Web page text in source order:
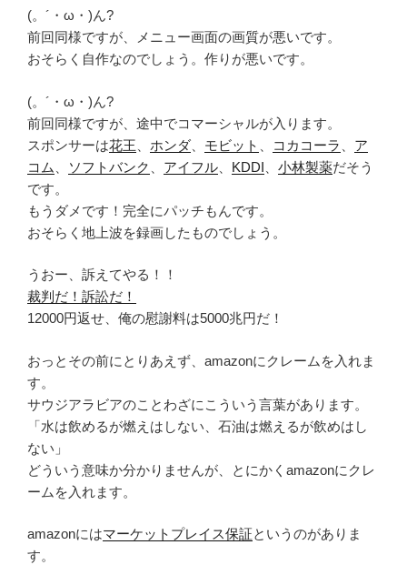
(。´・ω・)ん?
前回同様ですが、メニュー画面の画質が悪いです。
おそらく自作なのでしょう。作りが悪いです。
(。´・ω・)ん?
前回同様ですが、途中でコマーシャルが入ります。
スポンサーは花王 ホンダ モビット コカコーラ
ア
コム
ソフトバンク アイフル KDDI 小林製薬だそう
です。
もうダメです！完全にパッチもんです。
おそらく地上波を録画したものでしょう。
うおー、訴えてやる！！
裁判だ！訴訟だ！
12000円返せ、俺の慰謝料は5000兆円だ！
おっとその前にとりあえず、amazonにクレームを入れま
す。
サウジアラビアのことわざにこういう言葉があります。
「水は飲めるが燃えはしない、石油は燃えるが飲めはし
ない」
どういう意味か分かりませんが、とにかくamazonにクレ
ームを入れます。
amazonにはマーケットプレイス保証というのがありま
す。